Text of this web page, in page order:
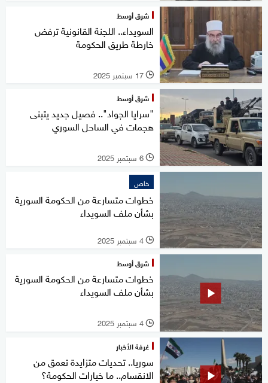
شرق أوسط
السويداء.. اللجنة القانونية ترفض
خارطة طريق الحكومة
l 17 سبتمبر 2025
شرق أوسط
"سرايا الجواد".. فصيل جديد يتبنى
هجمات في الساحل السوري
l 6 سبتمبر 2025
خاص
خطوات متسارعة من الحكومة السورية
بشأن ملف السويداء
l 4 سبتمبر 2025
شرق أوسط
خطوات متسارعة من الحكومة السورية
بشأن ملف السويداء
l 4 سبتمبر 2025
غرفة الأخبار
سوريا.. تحديات متزايدة تعمق من
الانقسام.. ما خيارات الحكومة؟